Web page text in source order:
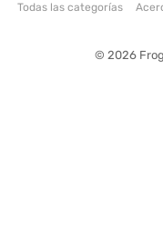
Todas las categorías
© 2026